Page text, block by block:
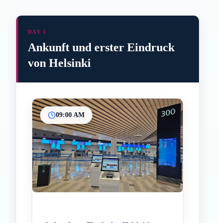
DAY 1
Ankunft und erster Eindruck
von Helsinki
09:00 AM